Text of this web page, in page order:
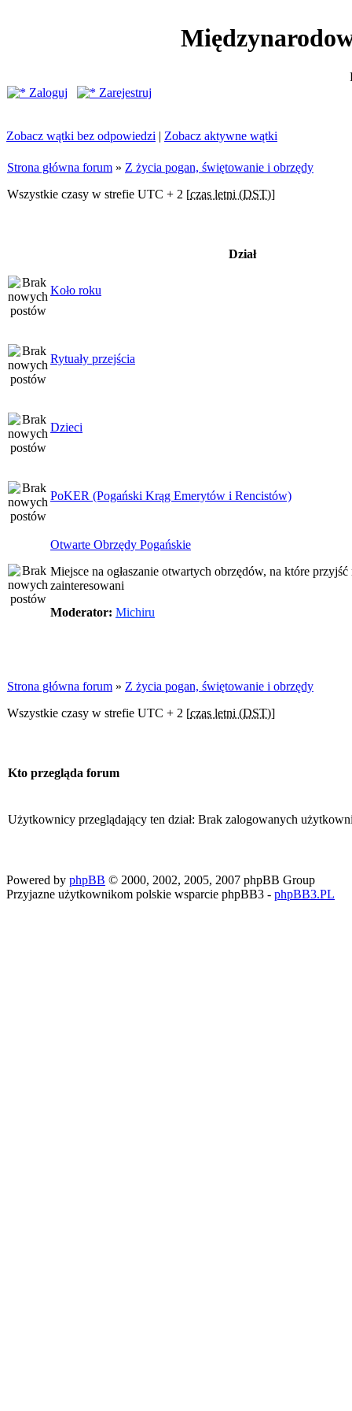
Zaloguj
Zarejestruj
Zobacz wątki bez odpowiedzi | Zobacz aktywne wątki
Strona główna forum » Z życia pogan, świętowanie i obrzędy
Wszystkie czasy w strefie UTC + 2 [czas letni (DST)]
Dział
Koło roku
Rytuały przejścia
Dzieci
PoKER (Pogański Krąg Emerytów i Rencistów)
Otwarte Obrzędy Pogańskie
Miejsce na ogłaszanie otwartych obrzędów, na które
zainteresowani
Moderator: Michiru
Strona główna forum » Z życia pogan, świętowanie i obrzędy
Wszystkie czasy w strefie UTC + 2 [czas letni (DST)]
Kto przegląda forum
Użytkownicy przeglądający ten dział: Brak zalogowanych
Powered by phpBB © 2000, 2002, 2005, 2007 phpBB Group
Przyjazne użytkownikom polskie wsparcie phpBB3 - phpBB3.PL